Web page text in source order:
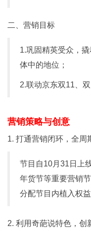
二、营销目标
1.巩固精英受众，
体中的地位；
2.联动京东双11、
营销策略与创意
1. 打通营销闭环，全周
节目自10月31日上
年货节等重要营销
分配节目内植入权益
2. 利用奇葩说特色，创